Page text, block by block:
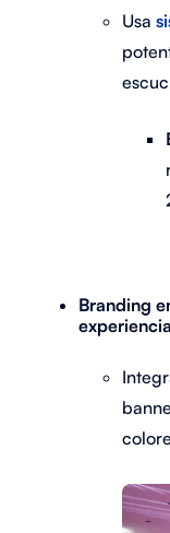
Usa
Branding
experiencia